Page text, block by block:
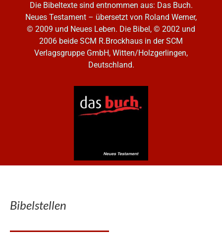
Die Bibeltexte sind entnommen aus: Das Buch.
Neues Testament – übersetzt von Roland Werner,
© 2009 und Neues Leben. Die Bibel, © 2002 und
2006 beide SCM R.Brockhaus in der SCM
Verlagsgruppe GmbH, Witten/Holzgerlingen,
Deutschland.
Bibelstellen